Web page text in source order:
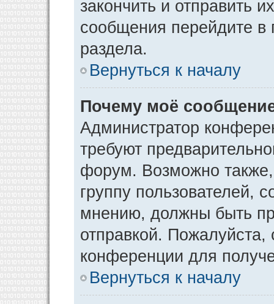
закончить и отправить
сообщения перейдите в
раздела.
Вернуться к началу
Почему моё
Администратор
требуют
форум. Возможно
группу пользователей,
мнению, должны быть
отправкой.
конференции для
Вернуться к началу